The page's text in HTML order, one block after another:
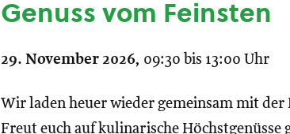
Genuss vom Feinsten
29. November 2026, 09:30 bis 13:00 Uhr
Wir laden heuer wieder gemeinsam mit
Freut euch auf kulinarische